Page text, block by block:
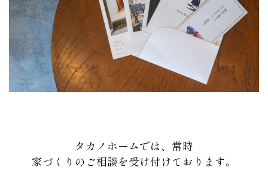
タカノホームでは、常時
家づくりのご相談を受け付けております。